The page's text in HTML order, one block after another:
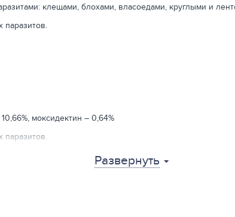
клещами, блохами, власоедами, круглыми и
паразитов.
моксидектин – 0,64%
кормление или сразу после него. Гладить, играть,
Развернуть